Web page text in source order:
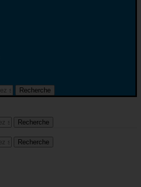
Recherche
Recherche
Recherche